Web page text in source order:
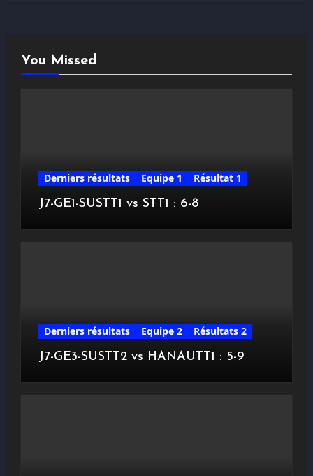
You Missed
Derniers résultats Equipe 1
Résultat 1
J7-GE1-SUSTT1 vs STT1 : 6-8
Derniers résultats Equipe 2
Résultats 2
J7-GE3-SUSTT2 vs HANAUTT1 : 5-9